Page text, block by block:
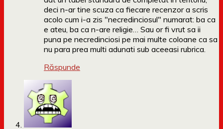
deci n-ar tine scuza ca fiecare recenzor a scris
acolo cum i-a zis "necredinciosul" numarat: ba ca
e ateu, ba ca n-are religie… Sau or fi vrut sa ii
puna pe necredinciosi pe mai multe coloane ca sa
nu para prea multi adunati sub aceeasi rubrica.
Răspunde